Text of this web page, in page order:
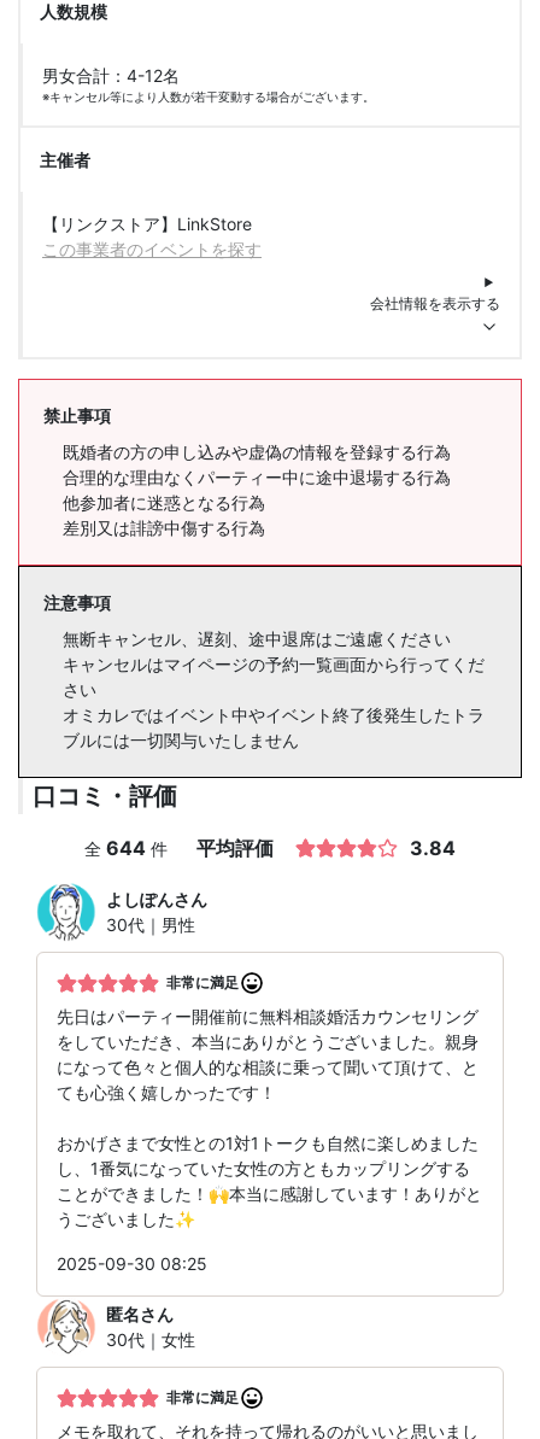
人数規模
男女合計：4-12名
※キャンセル等により人数が若干変動する場合がございます。
主催者
【リンクストア】LinkStore
この事業者のイベントを探す
会社情報を表示する
禁止事項
既婚者の方の申し込みや虚偽の情報を登録する行為
合理的な理由なくパーティー中に途中退場する行為
他参加者に迷惑となる行為
差別又は誹謗中傷する行為
注意事項
無断キャンセル、遅刻、途中退席はご遠慮ください
キャンセルはマイページの予約一覧画面から行ってくだ
さい
オミカレではイベント中やイベント終了後発生したトラ
ブルには一切関与いたしません
口コミ・評価
全 644 件 平均評価 3.84
よしぽんさん
30代｜男性
非常に満足
先日はパーティー開催前に無料相談婚活カウンセリング
をしていただき、本当にありがとうございました。親身
になって色々と個人的な相談に乗って聞いて頂けて、と
ても心強く嬉しかったです！
おかげさまで女性との1対1トークも自然に楽しめました
し、1番気になっていた女性の方ともカップリングする
ことができました！🙌本当に感謝しています！ありがと
うございました✨️
2025-09-30 08:25
匿名さん
30代｜女性
非常に満足
メモを取れて、それを持って帰れるのがいいと思いまし